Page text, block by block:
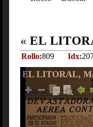
« EL
Rollo:809 Idx:
EL LITORAL,